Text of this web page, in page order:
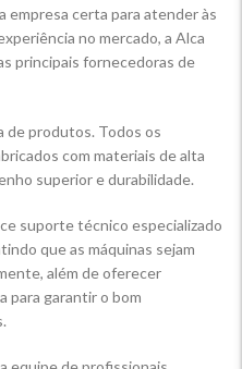
empresa certa para atender às
no mercado, a Alca
principais fornecedoras de
de produtos. Todos os
com materiais de alta
superior e durabilidade.
suporte técnico especializado
que as máquinas sejam
além de oferecer
para garantir o bom